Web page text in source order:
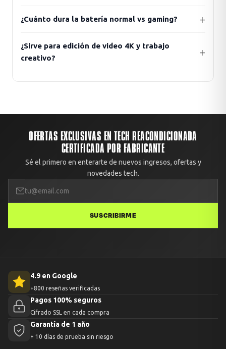
¿Cuánto dura la batería normal vs gaming?
¿Sirve para edición de video 4K y trabajo
creativo?
OFERTAS EXCLUSIVAS EN TECH REACONDICIONADA
CERTIFICADA POR FABRICANTE
Sé el primero en enterarte de nuevos ingresos, ofertas y
novedades tech.
SUSCRIBIRME
4.9 en Google
+800 reseñas verificadas
Pagos 100% seguros
Cifrado SSL en cada compra
Garantía de 1 año
+ 10 días de prueba sin riesgo